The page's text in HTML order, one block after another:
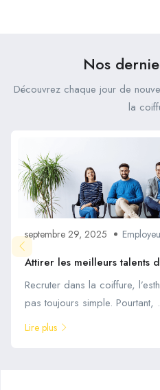
Nos
Découvrez chaque jour de
la
septembre 29, 2025
Attirer les meilleurs talents
Recruter dans la coiffure,
pas toujours simple. Pourtant,
Lire plus